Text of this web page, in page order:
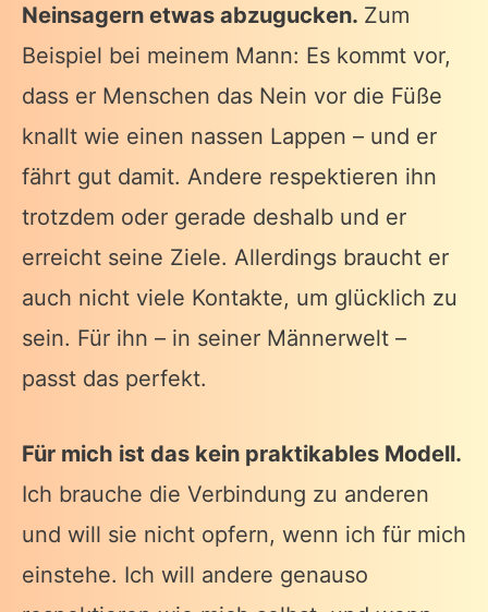
Neinsagern etwas abzugucken. Zum
Beispiel bei meinem Mann: Es kommt vor,
dass er Menschen das Nein vor die Füße
knallt wie einen nassen Lappen – und er
fährt gut damit. Andere respektieren ihn
trotzdem oder gerade deshalb und er
erreicht seine Ziele. Allerdings braucht er
auch nicht viele Kontakte, um glücklich zu
sein. Für ihn – in seiner Männerwelt –
passt das perfekt.
Für mich ist das kein praktikables Modell.
Ich brauche die Verbindung zu anderen
und will sie nicht opfern, wenn ich für mich
einstehe. Ich will andere genauso